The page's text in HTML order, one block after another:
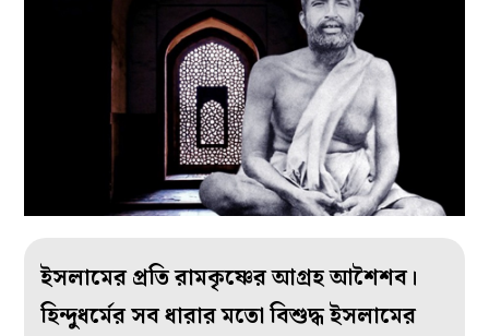
ইসলামের প্রতি রামকৃষ্ণের আগ্রহ আশৈশব।
হিন্দুধর্মের সব ধারার মতো বিশুদ্ধ ইসলামের